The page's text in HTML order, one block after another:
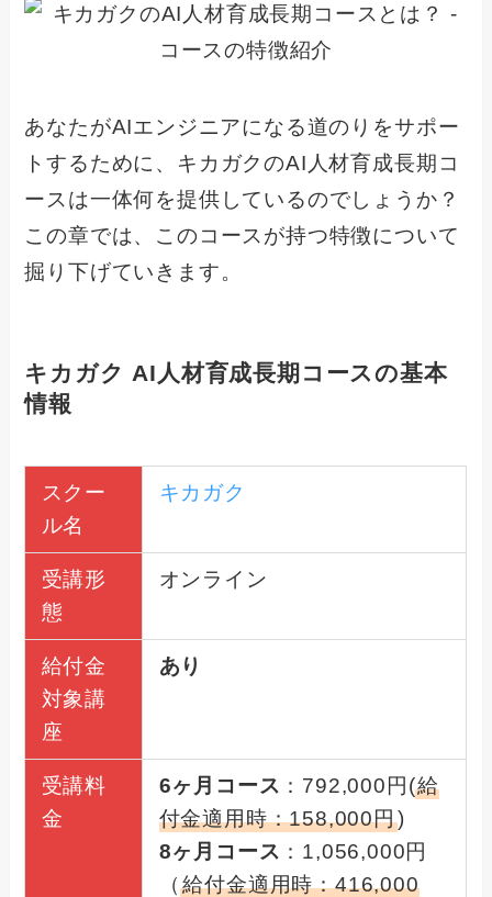
あなたがAIエンジニアになる道のりをサポー
トするために、キカガクのAI人材育成長期コ
ースは一体何を提供しているのでしょうか？
この章では、このコースが持つ特徴について
掘り下げていきます。
キカガク AI人材育成長期コースの基本
情報
スクー
ル名
キカガク
受講形
態
オンライン
給付金
対象講
座
あり
受講料
金
6ヶ月コース ：792,000円(給
付金適用時：158,000円)
8ヶ月コース ：1,056,000円
（給付金適用時：416,000